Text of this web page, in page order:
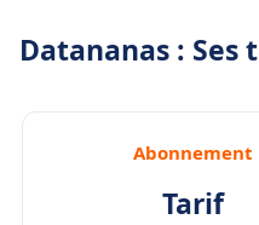
Datananas : Ses
Abonnement
Tarif